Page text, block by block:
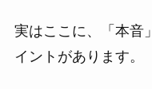
実はここに、「本音
イントがあります。